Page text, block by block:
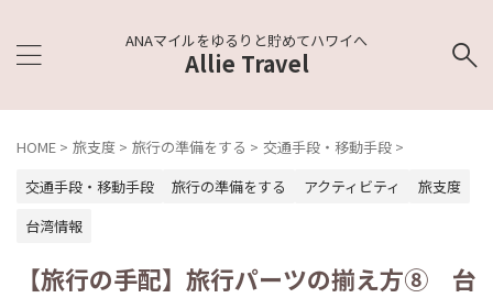
ANAマイルをゆるりと貯めてハワイへ
Allie Travel
HOME > 旅支度 > 旅行の準備をする > 交通手段・移動手段 >
交通手段・移動手段
旅行の準備をする アクティビティ
旅支度
台湾情報
【旅行の手配】旅行パーツの揃え方⑧ 台